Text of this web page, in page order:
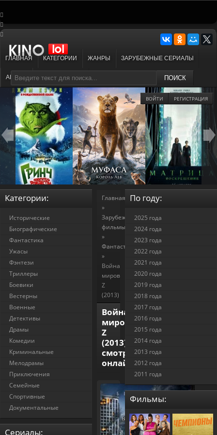
ПОИСК
ВОЙТИ РЕГИСТРАЦИЯ
ГЛАВНАЯ КАТЕГОРИИ ЖАНРЫ ЗАРУБЕЖНЫЕ СЕРИАЛЫ
АНИМЕ МУЛЬТФИЛЬМЫ
Главная
»
Зарубежные
фильмы
»
Фантастика
»
Война
миров
Z
(2013)
Война
миров
Z
(2013)
смотреть
онлайн
Категории:
Исторические
Биографические
Фантастика
Ужасы
Фэнтези
Триллеры
Боевики
Вестерны
Военные
Детективы
Драмы
Комедии
Криминальные
Мелодрамы
Приключения
Семейные
Спортивные
Документальные
Cериалы:
По году:
2025 года
2024 года
2023 года
2022 года
2021 года
2020 года
2019 года
2018 года
2017 года
2016 года
2015 года
2014 года
2013 года
2012 года
2011 года
Фильмы: